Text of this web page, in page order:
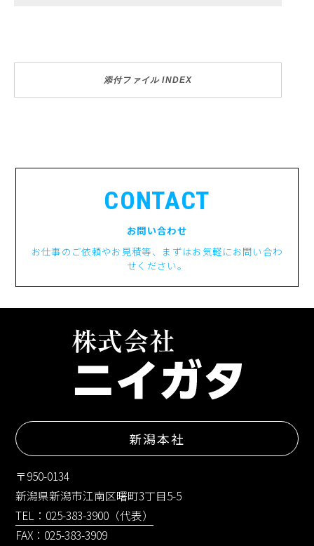
添付ファイル INDEX
CONTACT
お問い合わせ
お仕事のご依頼やお見積等、まずはお気軽にお問い合わ
せください。
新潟本社
〒950-0134
新潟県新潟市江南区曙町3丁目5-5
TEL：025-383-3900（代表）
FAX：025-383-3909